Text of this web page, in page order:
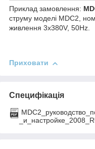
Приклад замовлення:
струму моделі MDC2,
живлення 3x380V, 50Hz.
Приховати
Специфікація